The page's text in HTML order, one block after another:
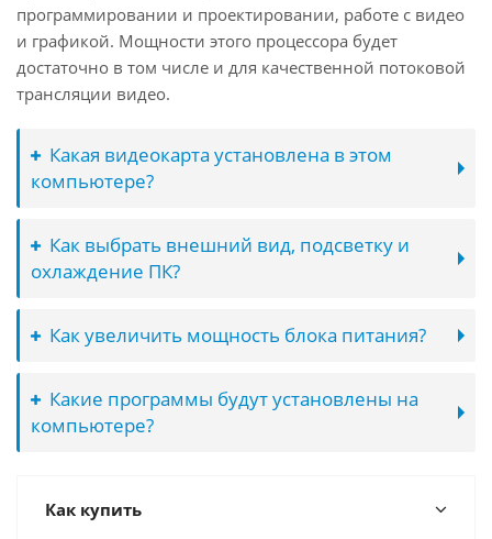
программировании и проектировании, работе с видео
и графикой. Мощности этого процессора будет
достаточно в том числе и для качественной потоковой
трансляции видео.
Какая видеокарта установлена в этом
компьютере?
Как выбрать внешний вид, подсветку и
охлаждение ПК?
Как увеличить мощность блока питания?
Какие программы будут установлены на
компьютере?
Как купить